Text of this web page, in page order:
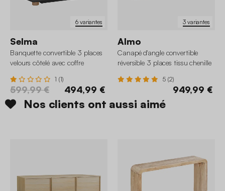
6 variantes
Selma
Banquette convertible 3 places
velours côtelé avec coffre
1 (1)
599,99 € 494,99 €
3 variantes
Almo
Canapé d'angle convertible
réversible 3 places tissu chenille
5 (2)
949,99 €
Nos clients ont aussi aimé